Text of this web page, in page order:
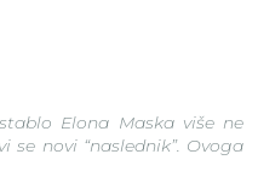
Elona Maska više ne
se novi “naslednik”. Ovoga